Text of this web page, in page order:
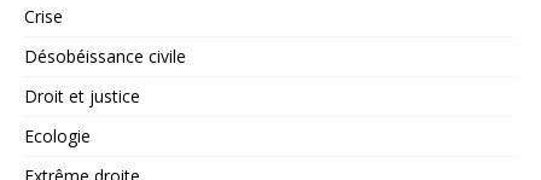
Crise
Désobéissance civile
Droit et justice
Ecologie
Extrême droite